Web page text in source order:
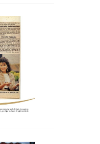
solo
la
país.